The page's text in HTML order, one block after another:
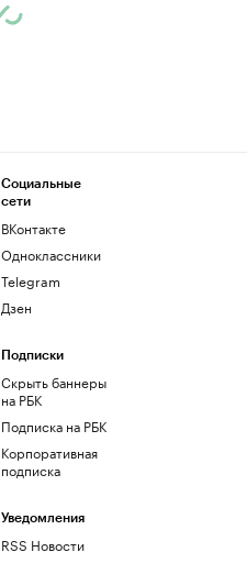
Социальные
сети
ВКонтакте
Одноклассники
Telegram
Дзен
Подписки
Скрыть баннеры
на РБК
Подписка на РБК
Корпоративная
подписка
Уведомления
RSS Новости